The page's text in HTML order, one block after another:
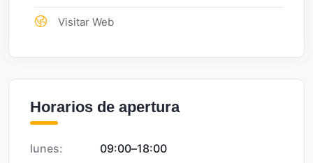
Visitar Web
Horarios de apertura
lunes: 09:00–18:00